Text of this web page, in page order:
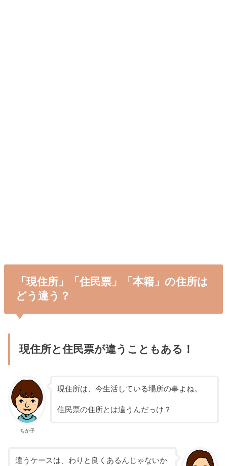
「現住所」「住民票」「本籍」の住所は
どう違う？
現住所と住民票が違うこともある！
ちか子
現住所は、今生活している場所の事よね。
住民票の住所とは違うんだっけ？
違うケースは、わりと良くあるんじゃないか